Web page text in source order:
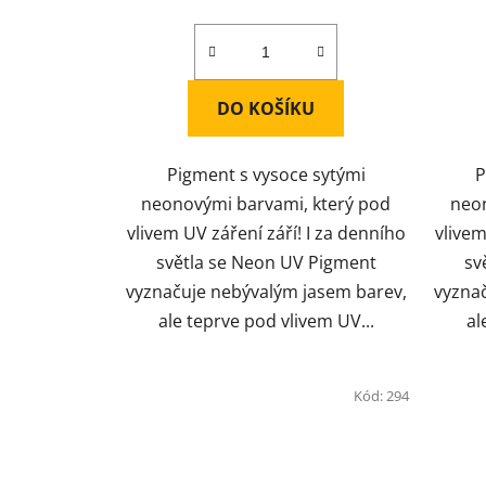
DO KOŠÍKU
Pigment s vysoce sytými
neonovými barvami, který pod
vlivem UV záření září! I za denního
světla se Neon UV Pigment
vyznačuje nebývalým jasem barev,
ale teprve pod vlivem UV...
Kód:294